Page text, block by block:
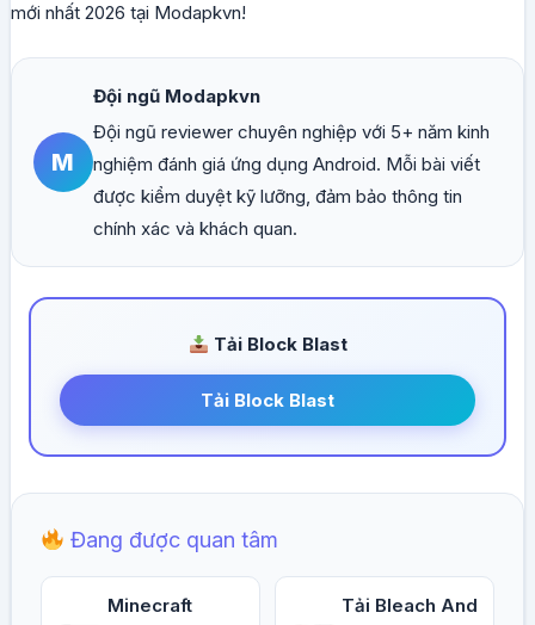
mới nhất 2026 tại Modapkvn!
M
Đội ngũ Modapkvn
Đội ngũ reviewer chuyên nghiệp với 5+ năm kinh
nghiệm đánh giá ứng dụng Android. Mỗi bài viết
được kiểm duyệt kỹ lưỡng, đảm bảo thông tin
chính xác và khách quan.
Tải Block Blast
Tải Block Blast
Đang được quan tâm
Minecraft
Tải Bleach And